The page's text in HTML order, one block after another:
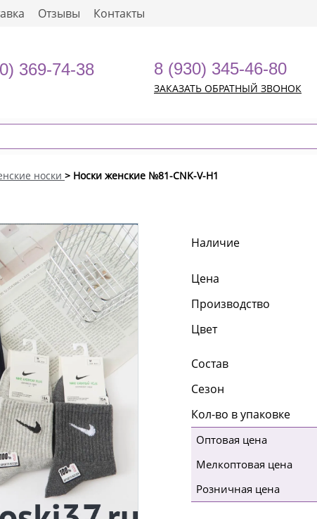
Отзывы Контакты
369-74-38 8 (930) 345-46-80
ЗАКАЗАТЬ ОБРАТНЫЙ ЗВОНОК
носки > Носки женские №81-CNK-V-H1
Наличие
Цена
Производство
Цвет
Состав
Сезон
Кол-во в упаковке
Оптовая цена
Мелкоптовая цена
Розничная цена